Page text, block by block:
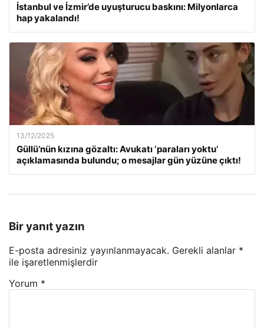
İstanbul ve İzmir’de uyuşturucu baskını: Milyonlarca
hap yakalandı!
13/12/2025
Güllü’nün kızına gözaltı: Avukatı ‘paraları yoktu’
açıklamasında bulundu; o mesajlar gün yüzüne çıktı!
Bir yanıt yazın
E-posta adresiniz yayınlanmayacak. Gerekli alanlar *
ile işaretlenmişlerdir
Yorum *